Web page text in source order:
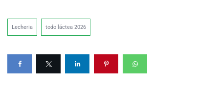
Lecheria todo láctea 2026